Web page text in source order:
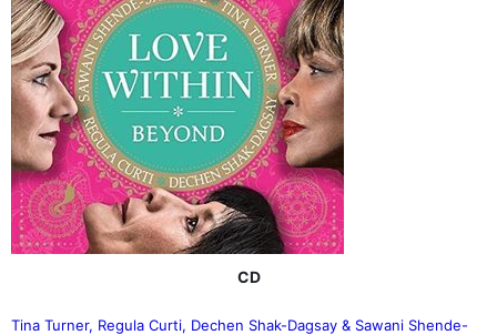
CD
Tina Turner, Regula Curti, Dechen Shak-Dagsay & Sawani Shende-